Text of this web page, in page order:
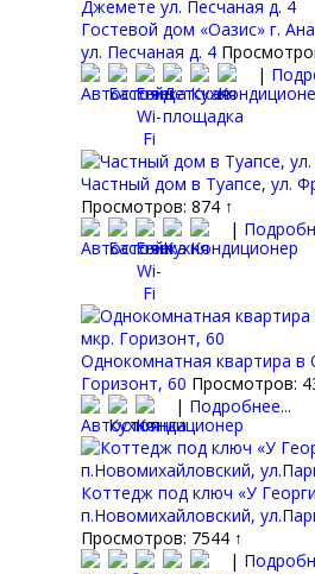
Гостевой дом «Оазис» г.
ул. Песчаная д. 4
|
Частный дом в Туапсе, ул.
Просмотров: 874 ↑
|
Однокомнатная квартира в
Горизонт, 60 Просмотров:
| Подробнее...
Коттедж под ключ «У
п.Новомихайловский,
Просмотров: 7544 ↑
|